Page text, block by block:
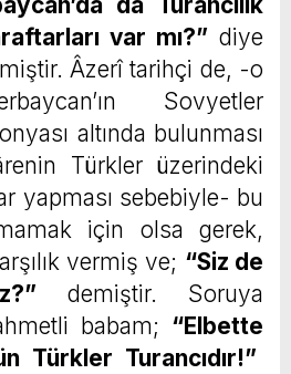
var mı?” diye
Âzerî tarihçi de, -o
Sovyetler
altında bulunması
Türkler üzerindeki
yapması sebebiyle- bu
için olsa gerek,
vermiş ve; “Siz de
demiştir. Soruya
babam; “Elbette
Türkler Turancıdır!”